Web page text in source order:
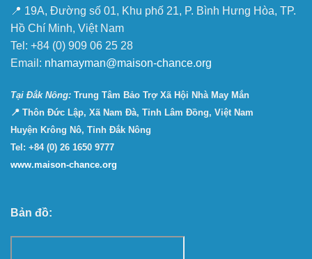
📍 19A, Đường số 01, Khu phố 21, P. Bình Hưng Hòa, TP.
Hồ Chí Minh, Việt Nam
Tel: +84 (0) 909 06 25 28
Email: nhamayman@maison-chance.org
Tại Ðắk Nông: Trung Tâm Bảo Trợ Xã Hội Nhà May Mắn
📍 Thôn Đức Lập, Xã Nam Đà, Tỉnh Lâm Đồng, Việt Nam
Huyện Krông Nô, Tỉnh Đắk Nông
Tel: +84 (0) 26 1650 9777
www.maison-chance.org
Bản đồ: